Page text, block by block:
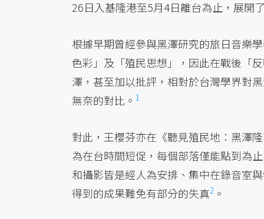
26日入基隆港至5月4日離台為止，展開
根據早期曾經參與黑澤研究的旅日音樂
色彩」及「殖民思想」，因此在戰後「
澤，甚至加以批評，相對於台灣學界對
無奈的對比。 1
對此，王櫻芬亦在《聽見殖民地：黑澤
為在台時間短促，每個部落僅能點到為
和攝影皆是經人為安排、集中在錄音室
得到的成果難免有部分的失真2 。